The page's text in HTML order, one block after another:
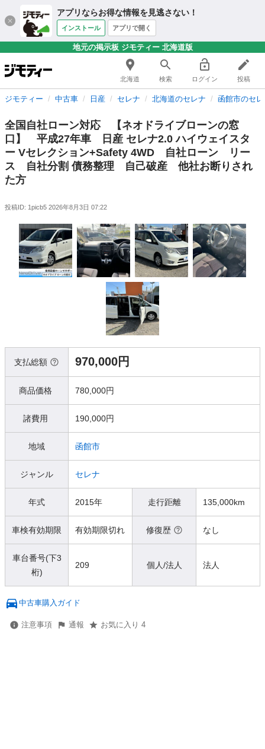
アプリならお得な情報を見逃さない！
インストール アプリで開く
地元の掲示板 ジモティー 北海道版
北海道 検索 ログイン 投稿
ジモティー 中古車 日産 セレナ 北海道のセレナ 函館市のセ
全国自社ローン対応 【ネオドライブローンの窓
口】 平成27年車 日産 セレナ2.0 ハイウェイスタ
ー Vセレクション+Safety 4WD 自社ローン リー
ス 自社分割 債務整理 自己破産 他社お断りされ
た方
投稿ID: 1picb5 2026年8月3日 07:22
支払総額 970,000円
商品価格 780,000円
諸費用 190,000円
地域 函館市
ジャンル セレナ
年式 2015年 走行距離 135,000km
車検有効期限 有効期限切れ 修復歴 なし
車台番号(下3
桁)
209 個人/法人 法人
中古車購入ガイド
注意事項 通報 お気に入り 4